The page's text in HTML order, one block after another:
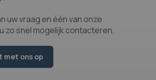
uw vraag en één van onze
zo snel mogelijk contacteren.
met ons op